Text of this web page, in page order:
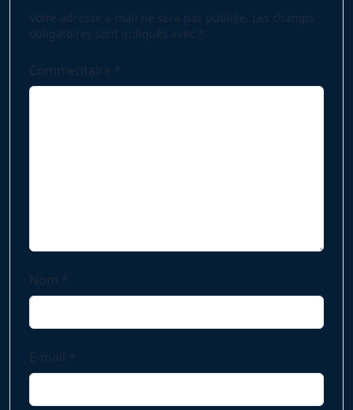
Votre adresse e-mail ne sera pas publiée. Les champs
obligatoires sont indiqués avec *
Commentaire *
Nom *
E-mail *